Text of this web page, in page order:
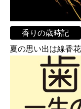
香りの歳時記
夏の思い出は線香